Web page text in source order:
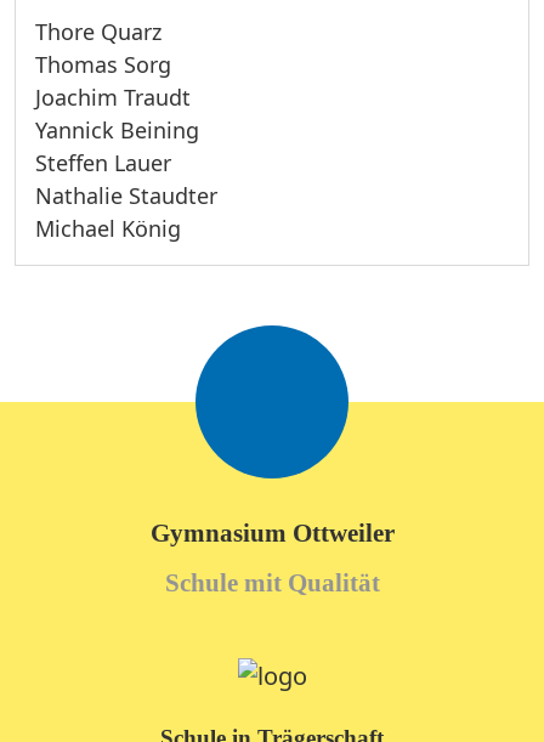
Thore Quarz
Thomas Sorg
Joachim Traudt
Yannick Beining
Steffen Lauer
Nathalie Staudter
Michael König
Gymnasium Ottweiler
Schule mit Qualität